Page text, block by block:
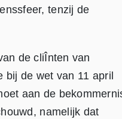
tenzij de
de cliÎnten van
de wet van 11 april
aan de
namelijk dat